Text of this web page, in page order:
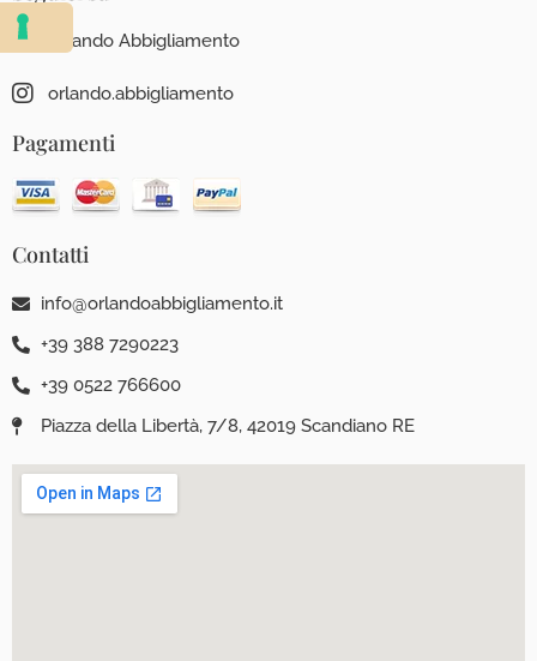
Orlando Abbigliamento
orlando.abbigliamento
Pagamenti
Contatti
info@orlandoabbigliamento.it
+39 388 7290223
+39 0522 766600
Piazza della Libertà, 7/8, 42019 Scandiano RE